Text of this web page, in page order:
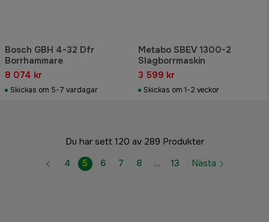
Bosch GBH 4-32 Dfr
Borrhammare
8 074 kr
Skickas om 5-7 vardagar
Metabo SBEV 1300-2
Slagborrmaskin
3 599 kr
Skickas om 1-2 veckor
Du har sett 120 av 289 Produkter
4
5 6 7 8 … 13 Nästa